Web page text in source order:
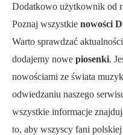
Dodatkowo użytkownik od
Poznaj wszystkie nowości
Warto sprawdzać
dodajemy nowe piosenki.
nowościami ze świata
odwiedzaniu naszego
wszystkie informacje
to, aby wszyscy fani